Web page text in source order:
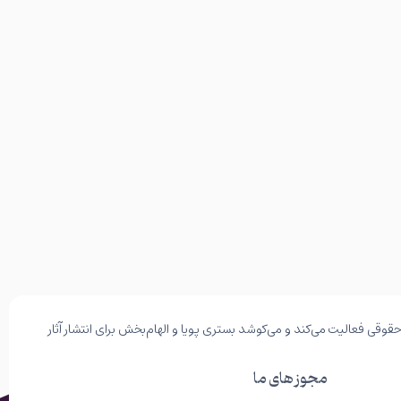
فعالیت می‌کند و می‌کوشد بستری پویا و الهام‌بخش برای انتشار آثار
مجوز های ما